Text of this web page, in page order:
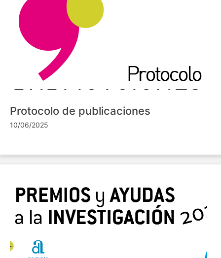
Protocolo de publicaciones
10/06/2025